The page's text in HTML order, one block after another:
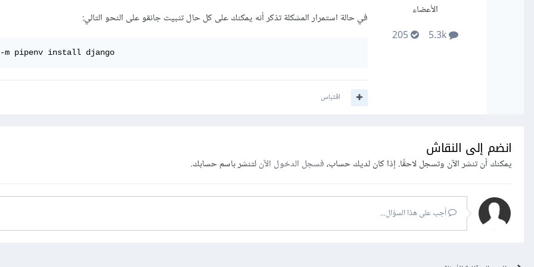
الأعضاء
5.3k
205
في حالة استمرار المشكلة تذكر أنه يمكنك على كل حال تثبيت جانقو على النحو التالي:
-m pipenv install django
اقتباس
انضم إلى النقاش
يمكنك أن تنشر الآن وتسجل لاحقًا. إذا كان لديك حساب،فسجل الدخول الآنلتنشر باسم حسابك.
أجب على هذا السؤال...